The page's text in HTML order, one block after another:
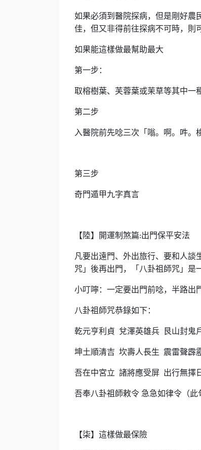
如果必須到醫院探病，但是剛好農
佳，但又非得前往探病不可時，則
如果能這樣做最幫助最大
第一步：
取榕樹葉、芙蓉葉或茉草等其中一
第二步
入醫院前先唸三次「嗡。啊。吽。
第三步
奇門遁甲九字真言
【陸】開運制煞篇:出門保平安法
凡要出遠門、外出旅行、要和人談
咒」後再出門，「八卦祖師咒」是
小叮嚀：一定要出門前唸，半路出
八卦祖師咒恭錄如下：
乾元亨利貞 兌澤英雄兵 艮山封鬼
坤土順清吉 坎壽人長生 震雷聲霹
吾在中宮立 諸將應受屏 出行無擇
吾奉八卦祖師敕令 急急如律令（此
【柒】這樣做最保險